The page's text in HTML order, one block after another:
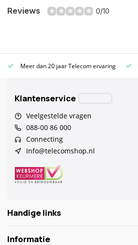
Reviews 0/10
Meer dan 20 jaar Telecom ervaring
Klantenservice
Veelgestelde vragen
088-00 86 000
Connecting
Info@telecomshop.nl
Handige links
Informatie